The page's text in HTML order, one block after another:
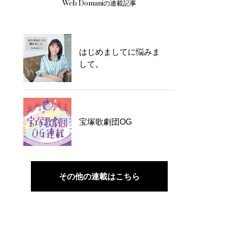
Web Domaniの連載記事
はじめましてに悩みま
して。
宝塚歌劇団OG
その他の連載はこちら